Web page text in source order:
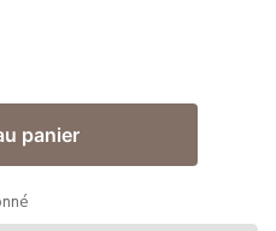
panier